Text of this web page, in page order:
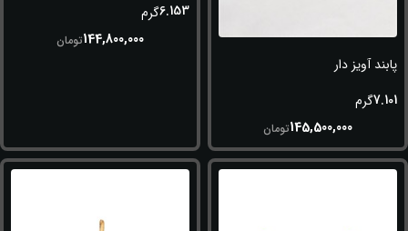
پابند آویز دار
7.101گرم
145,500,000تومان
6.153گرم
144,800,000تومان